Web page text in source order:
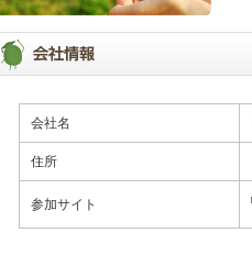
会社名
住所
参加サイト